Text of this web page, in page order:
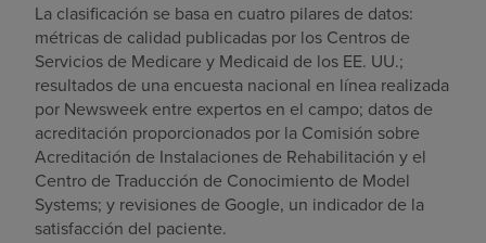
La clasificación se basa en cuatro pilares de datos:
métricas de calidad publicadas por los Centros de
Servicios de Medicare y Medicaid de los EE. UU.;
resultados de una encuesta nacional en línea realizada
por Newsweek entre expertos en el campo; datos de
acreditación proporcionados por la Comisión sobre
Acreditación de Instalaciones de Rehabilitación y el
Centro de Traducción de Conocimiento de Model
Systems; y revisiones de Google, un indicador de la
satisfacción del paciente.